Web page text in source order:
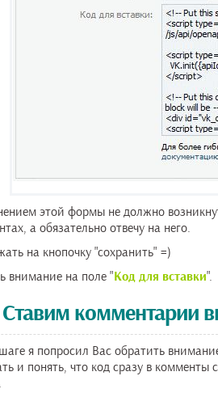
этой формы не должно
а обязательно отвечу на него.
на кнопочку "сохранить" =)
внимание на поле "Код для вставки".
комментарии
я попросил Вас обратить
и понять, что код сразу в